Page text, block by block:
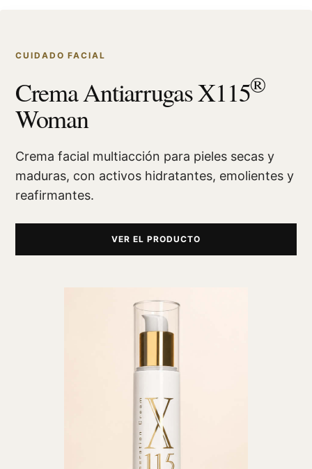
CUIDADO FACIAL
Crema Antiarrugas X115®
Woman
Crema facial multiacción para pieles secas y
maduras, con activos hidratantes, emolientes y
reafirmantes.
VER EL PRODUCTO